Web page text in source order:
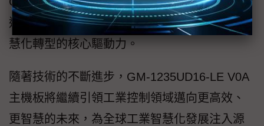
連接能力和超凡的環境適應性，成為各產業智
慧化轉型的核心驅動力。
隨著技術的不斷進步，GM-1235UD16-LE V0A
主機板將繼續引領工業控制領域邁向更高效、
更智慧的未來，為全球工業智慧化發展注入源